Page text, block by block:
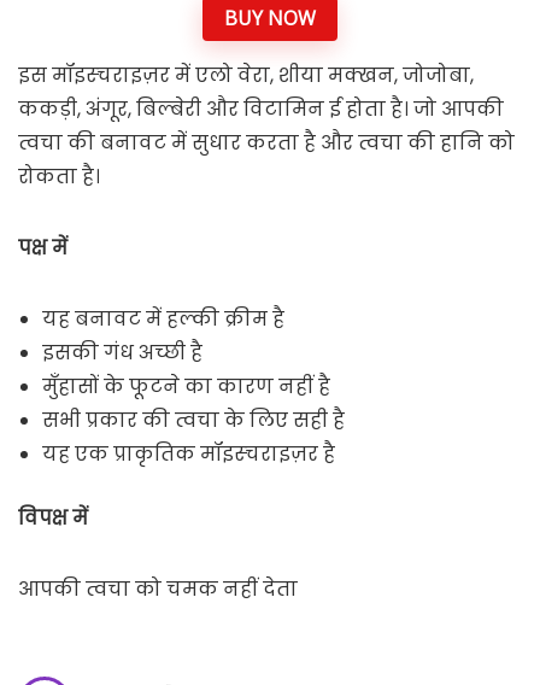
BUY NOW
इस मॉइस्चराइज़र में एलो वेरा, शीया मक्खन, जोजोबा,
ककड़ी, अंगूर, बिल्बेरी और विटामिन ई होता है। जो आपकी
त्वचा की बनावट में सुधार करता है और त्वचा की हानि को
रोकता है।
पक्ष में
यह बनावट में हल्की क्रीम है
इसकी गंध अच्छी है
मुँहासों के फूटने का कारण नहीं है
सभी प्रकार की त्वचा के लिए सही है
यह एक प्राकृतिक मॉइस्चराइज़र है
विपक्ष में
आपकी त्वचा को चमक नहीं देता